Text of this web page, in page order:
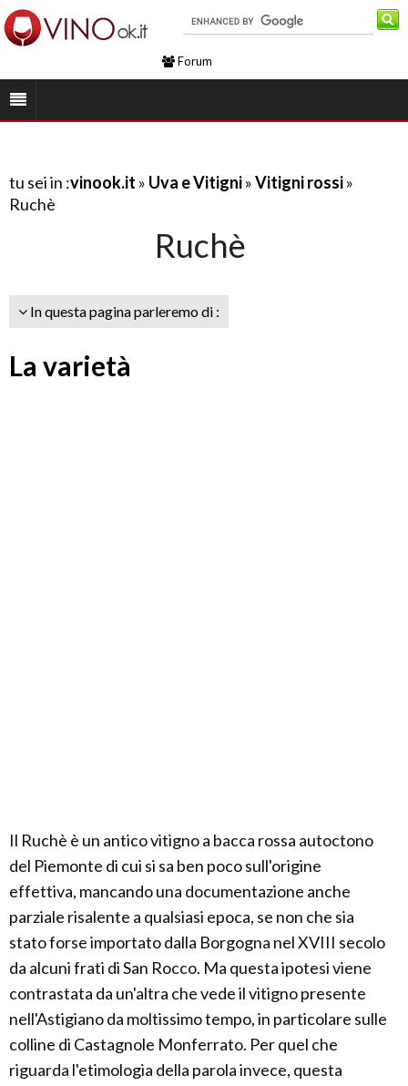
Forum
tu sei in :vinook.it » Uva e Vitigni»Vitigni rossi»
Ruchè
Ruchè
In questa pagina parleremo di :
La varietà
Il Ruchè è un antico vitigno a bacca rossa autoctono
del Piemonte di cui si sa ben poco sull'origine
effettiva, mancando una documentazione anche
parziale risalente a qualsiasi epoca, se non che sia
stato forse importato dalla Borgogna nel XVIII secolo
da alcuni frati di San Rocco. Ma questa ipotesi viene
contrastata da un'altra che vede il vitigno presente
nell'Astigiano da moltissimo tempo, in particolare sulle
colline di Castagnole Monferrato. Per quel che
riguarda l'etimologia della parola invece, questa